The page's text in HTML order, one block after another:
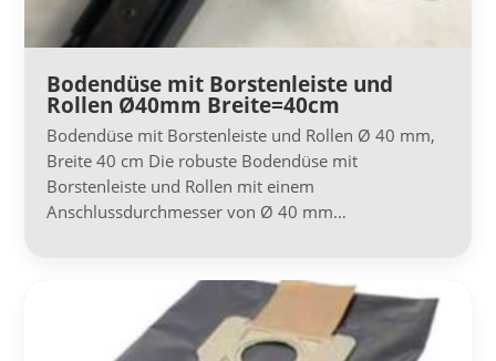
Bodendüse mit Borstenleiste und
Rollen Ø40mm Breite=40cm
Bodendüse mit Borstenleiste und Rollen Ø 40 mm,
Breite 40 cm Die robuste Bodendüse mit
Borstenleiste und Rollen mit einem
Anschlussdurchmesser von Ø 40 mm…